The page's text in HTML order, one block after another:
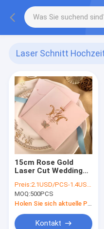
Laser Schnitt
15cm Rose Gold
Laser Cut Wedding
Preis:2.1USD/PCS-1.4USD/PCS
MOQ:500PCS
Kontakt